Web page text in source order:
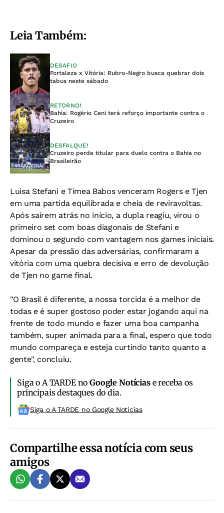
Leia Também:
DESAFIO
Fortaleza x Vitória: Rubro-Negro busca quebrar dois
tabus neste sábado
RETORNO!
Bahia: Rogério Ceni terá reforço importante contra o
Cruzeiro
DESFALQUE!
Cruzeiro perde titular para duelo contra o Bahia no
Brasileirão
Luisa Stefani e Timea Babos venceram Rogers e Tjen
em uma partida equilibrada e cheia de reviravoltas.
Após saírem atrás no início, a dupla reagiu, virou o
primeiro set com boas diagonais de Stefani e
dominou o segundo com vantagem nos games iniciais.
Apesar da pressão das adversárias, confirmaram a
vitória com uma quebra decisiva e erro de devolução
de Tjen no game final.
"O Brasil é diferente, a nossa torcida é a melhor de
todas e é super gostoso poder estar jogando aqui na
frente de todo mundo e fazer uma boa campanha
também, super animada para a final, espero que todo
mundo compareça e esteja curtindo tanto quanto a
gente", concluiu.
Siga o A TARDE noGoogle Notíciase receba os
principais destaques do dia.
Siga o A TARDE no Google Noticias
Compartilhe essa notícia com seus
amigos